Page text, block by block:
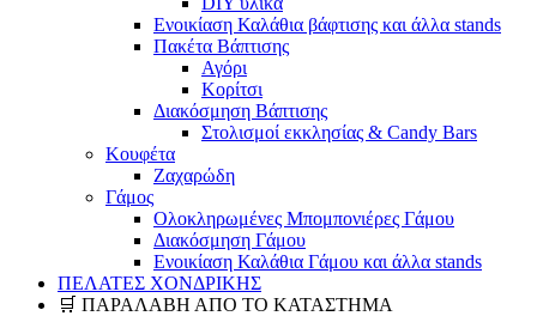
Ενοικίαση Καλάθια βάφτισης και άλλα stands
Πακέτα Βάπτισης
Αγόρι
Κορίτσι
Διακόσμηση Βάπτισης
Στολισμοί εκκλησίας & Candy Bars
Κουφέτα
Ζαχαρώδη
Γάμος
Ολοκληρωμένες Μπομπονιέρες Γάμου
Διακόσμηση Γάμου
Ενοικίαση Καλάθια Γάμου και άλλα stands
ΠΕΛΑΤΕΣ ΧΟΝΔΡΙΚΗΣ
🛒 ΠΑΡΑΛΑΒΗ ΑΠΟ ΤΟ ΚΑΤΑΣΤΗΜΑ